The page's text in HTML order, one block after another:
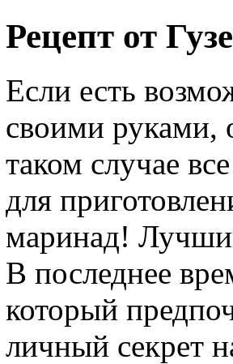
Рецепт от
Если есть
своими руками,
таком случае
для
маринад!
В последнее
который
личный секрет